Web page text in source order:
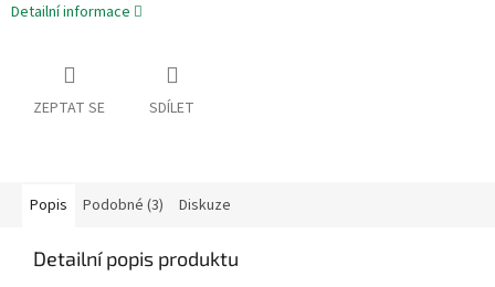
Detailní informace
ZEPTAT SE SDÍLET
Popis Podobné (3) Diskuze
Detailní popis produktu